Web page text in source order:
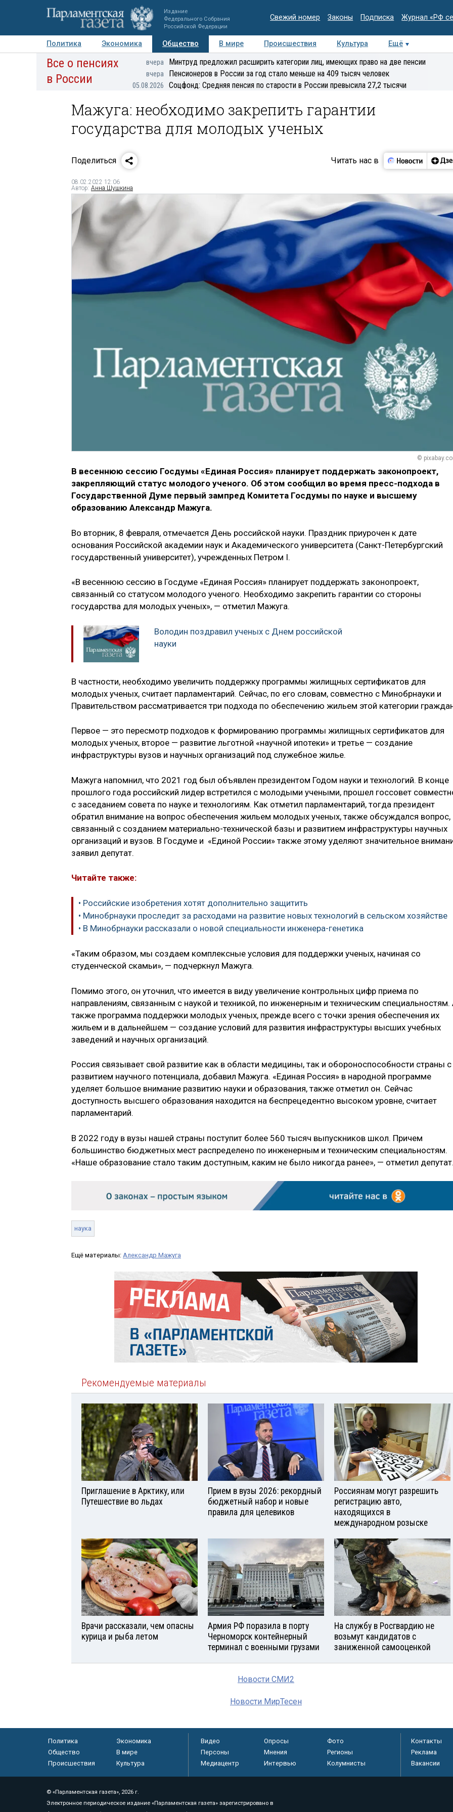
Издание
Федерального Собрания
Российской Федерации
Свежий номер Законы Подписка Журнал «РФ
Политика Экономика Общество В мире Происшествия Культура
Ещё
Авторы Персоны Мнения Регионы Медиацентр Интервью Колумнисты
Все о пенсиях
в России
вчера Минтруд предложил расширить категории лиц, имеющих право на две пенсии
вчера Пенсионеров в России за год стало меньше на 409 тысяч человек
05.08.2026 Соцфонд: Средняя пенсия по старости в России превысила 27,2 тысячи
Мажуга: необходимо закрепить гарантии
государства для молодых ученых
Поделиться Читать нас в
08.02.2022 12:06
Автор: Анна Шушкина
©
В весеннюю сессию Госдумы «Единая Россия» планирует поддержать законопроект,
закрепляющий статус молодого ученого. Об этом сообщил во время пресс-подхода в
Государственной Думе первый зампред Комитета Госдумы по науке и высшему
образованию Александр Мажуга.
Во вторник, 8 февраля, отмечается День российской науки. Праздник приурочен к дате
основания Российской академии наук и Академического университета (Санкт-Петербургский
государственный университет), учрежденных Петром I.
«В весеннюю сессию в Госдуме «Единая Россия» планирует поддержать законопроект,
связанный со статусом молодого ученого. Необходимо закрепить гарантии со стороны
государства для молодых ученых», — отметил Мажуга.
Володин поздравил ученых с Днем российской
науки
В частности, необходимо увеличить поддержку программы жилищных сертификатов для
молодых ученых, считает парламентарий. Сейчас, по его словам, совместно с Минобрнауки и
Правительством рассматривается три подхода по обеспечению жильем этой категории
Первое — это пересмотр подходов к формированию программы жилищных сертификатов для
молодых ученых, второе — развитие льготной «научной ипотеки» и третье — создание
инфраструктуры вузов и научных организаций под служебное жилье.
Мажуга напомнил, что 2021 год был объявлен президентом Годом науки и технологий. В конце
прошлого года российский лидер встретился с молодыми учеными, прошел госсовет
с заседанием совета по науке и технологиям. Как отметил парламентарий, тогда президент
обратил внимание на вопрос обеспечения жильем молодых ученых, также обсуждался вопрос,
связанный с созданием материально-технической базы и развитием инфраструктуры научных
организаций и вузов. В Госдуме и «Единой России» также этому уделяют значительное
заявил депутат.
Читайте также:
• Российские изобретения хотят дополнительно защитить
• Минобрнауки проследит за расходами на развитие новых технологий в сельском хозяйстве
• В Минобрнауки рассказали о новой специальности инженера-генетика
«Таким образом, мы создаем комплексные условия для поддержки ученых, начиная со
студенческой скамьи», — подчеркнул Мажуга.
Помимо этого, он уточнил, что имеется в виду увеличение контрольных цифр приема по
направлениям, связанным с наукой и техникой, по инженерным и техническим специальностям.
также программа поддержки молодых ученых, прежде всего с точки зрения обеспечения их
жильем и в дальнейшем — создание условий для развития инфраструктуры высших учебных
заведений и научных организаций.
Россия связывает свой развитие как в области медицины, так и обороноспособности страны с
развитием научного потенциала, добавил Мажуга. «Единая Россия» в народной программе
уделяет большое внимание развитию науки и образования, также отметил он. Сейчас
доступность высшего образования находится на беспрецедентно высоком уровне, считает
парламентарий.
В 2022 году в вузы нашей страны поступит более 560 тысяч выпускников школ. Причем
большинство бюджетных мест распределено по инженерным и техническим специальностям.
«Наше образование стало таким доступным, каким не было никогда ранее», — отметил
наука
Ещё материалы: Александр Мажуга
Рекомендуемые материалы
Приглашение в Арктику, или
Путешествие во льдах
Прием в вузы 2026: рекордный
бюджетный набор и новые
правила для целевиков
Россиянам могут разрешить
регистрацию авто,
находящихся в
международном розыске
Врачи рассказали, чем опасны
курица и рыба летом
Армия РФ поразила в порту
Черноморск контейнерный
терминал с военными грузами
На службу в Росгвардию не
возьмут кандидатов с
заниженной самооценкой
Новости СМИ2
Новости МирТесен
Политика
Экономика
Общество
В мире
Происшествия
Культура
Видео Опросы
Фото
Персоны
Мнения
Регионы
Медиацентр
Интервью Колумнисты
Контакты
Реклама
Вакансии
© «Парламентская газета», 2026 г.
Электронное периодическое издание «Парламентская газета» зарегистрировано в